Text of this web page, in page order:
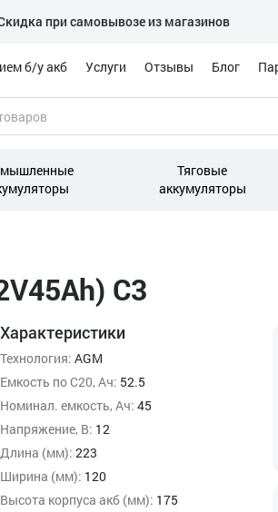
при самовывозе из магазинов
б/у акб Услуги Отзывы Блог
Тяговые
аккумуляторы
C3
Характеристики
Технология: AGM
Емкость по С20, Ач: 52.5
Номинал. емкость, Ач: 45
Напряжение, В: 12
Длина (мм): 223
Ширина (мм): 120
Высота корпуса акб (мм): 175